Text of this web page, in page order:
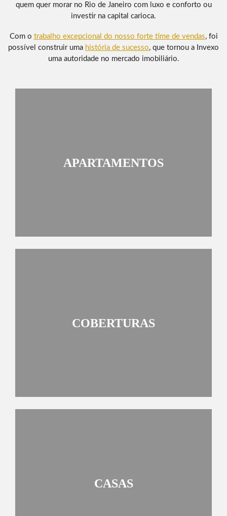
quem quer morar no Rio de Janeiro com luxo e conforto ou
investir na capital carioca.
Com o trabalho excepcional do nosso forte time de vendas, foi
possível construir uma história de sucesso, que tornou a Invexo
uma autoridade no mercado imobiliário.
APARTAMENTOS
COBERTURAS
CASAS